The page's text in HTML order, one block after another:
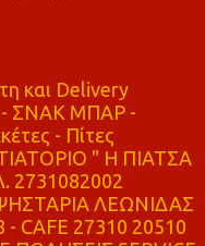
και Delivery
- ΣΝΑΚ ΜΠΑΡ -
- Πίτες
" Η ΠΙΑΤΣΑ
ΛΕΩΝΙΔΑΣ
CAFE 27310 20510